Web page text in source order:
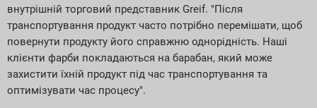
внутрішній торговий представник Greif. "Після
транспортування продукт часто потрібно перемішати, щоб
повернути продукту його справжню однорідність. Наші
клієнти фарби покладаються на барабан, який може
захистити їхній продукт під час транспортування та
оптимізувати час процесу".